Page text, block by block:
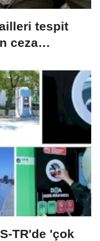
tespit
ceza
TR'de 'çok